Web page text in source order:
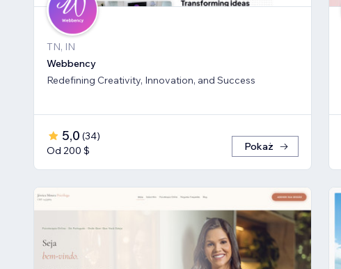
TN, IN
Webbency
Redefining Creativity, Innovation, and Success
5,0 (34)
Od 200 $
Pokaż